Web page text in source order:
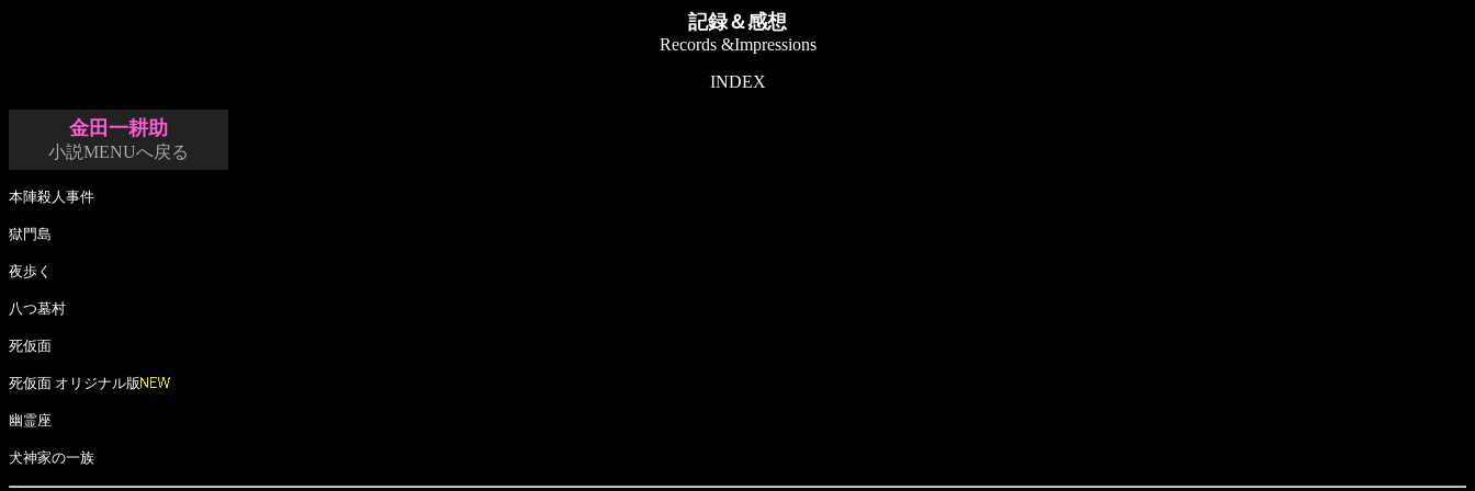
記録＆感想
Records &Impressions
INDEX
金田一耕助
小説MENUへ戻る
本陣殺人事件
獄門島
夜歩く
八つ墓村
死仮面
死仮面 オリジナル版
幽霊座
犬神家の一族